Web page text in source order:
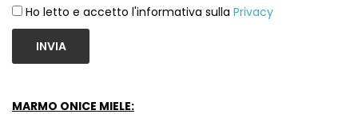
Ho letto e accetto l'informativa sulla Privacy
INVIA
MARMO ONICE MIELE: